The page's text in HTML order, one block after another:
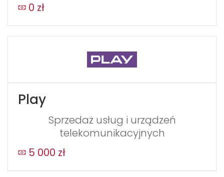
0 zł
Play
Sprzedaż usług i urządzeń
telekomunikacyjnych
5 000 zł